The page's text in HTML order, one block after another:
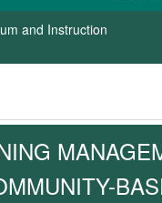
and Instruction